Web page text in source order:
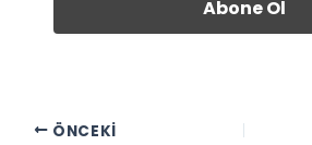
ÖNCEKI